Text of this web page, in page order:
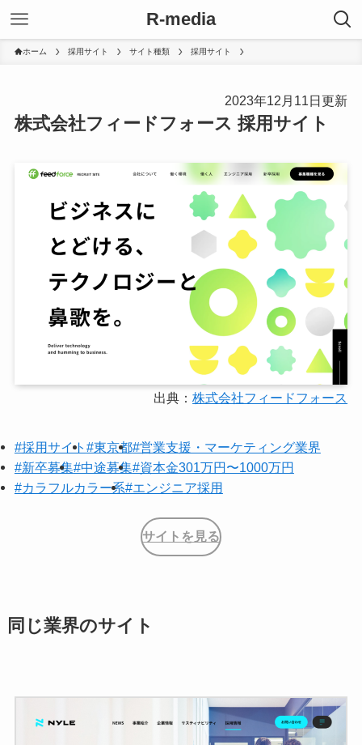
R-media
ホーム 採用サイト サイト種類 採用サイト
2023年12月11日更新
株式会社フィードフォース 採用サイト
出典：株式会社フィードフォース
#採用サイト #東京都#営業支援・マーケティング業界
#新卒募集#中途募集#資本金301万円〜1000万円
#カラフルカラー系#エンジニア採用
サイトを見る
同じ業界のサイト